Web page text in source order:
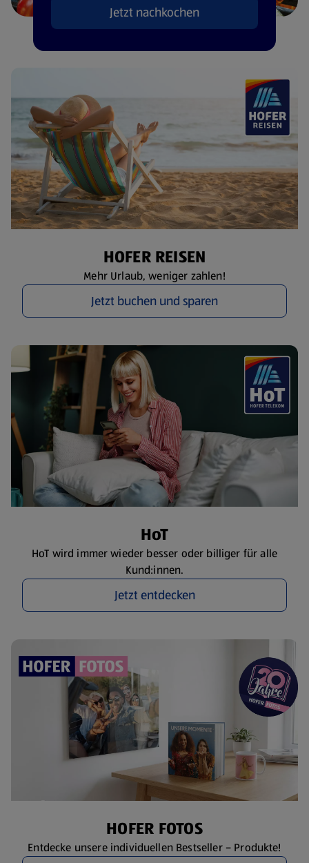
Jetzt nachkochen
HOFER REISEN
Mehr Urlaub, weniger zahlen!
Jetzt buchen und sparen
HoT
HoT wird immer wieder besser oder billiger für alle
Kund:innen.
Jetzt entdecken
HOFER FOTOS
Entdecke unsere individuellen Bestseller – Produkte!